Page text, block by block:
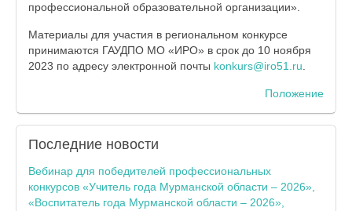
профессиональной образовательной организации».
Материалы для участия в региональном конкурсе
принимаются ГАУДПО МО «ИРО» в срок до 10 ноября
2023 по адресу электронной почты konkurs@iro51.ru
Положение
Последние новости
Вебинар для победителей профессиональных
конкурсов «Учитель года Мурманской области – 2026»,
«Воспитатель года Мурманской области – 2026»,